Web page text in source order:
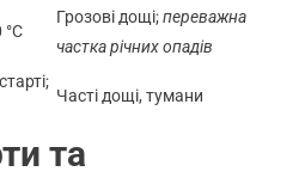
Грозові дощі;переважна
частка річних опадів
Часті дощі, тумани
та